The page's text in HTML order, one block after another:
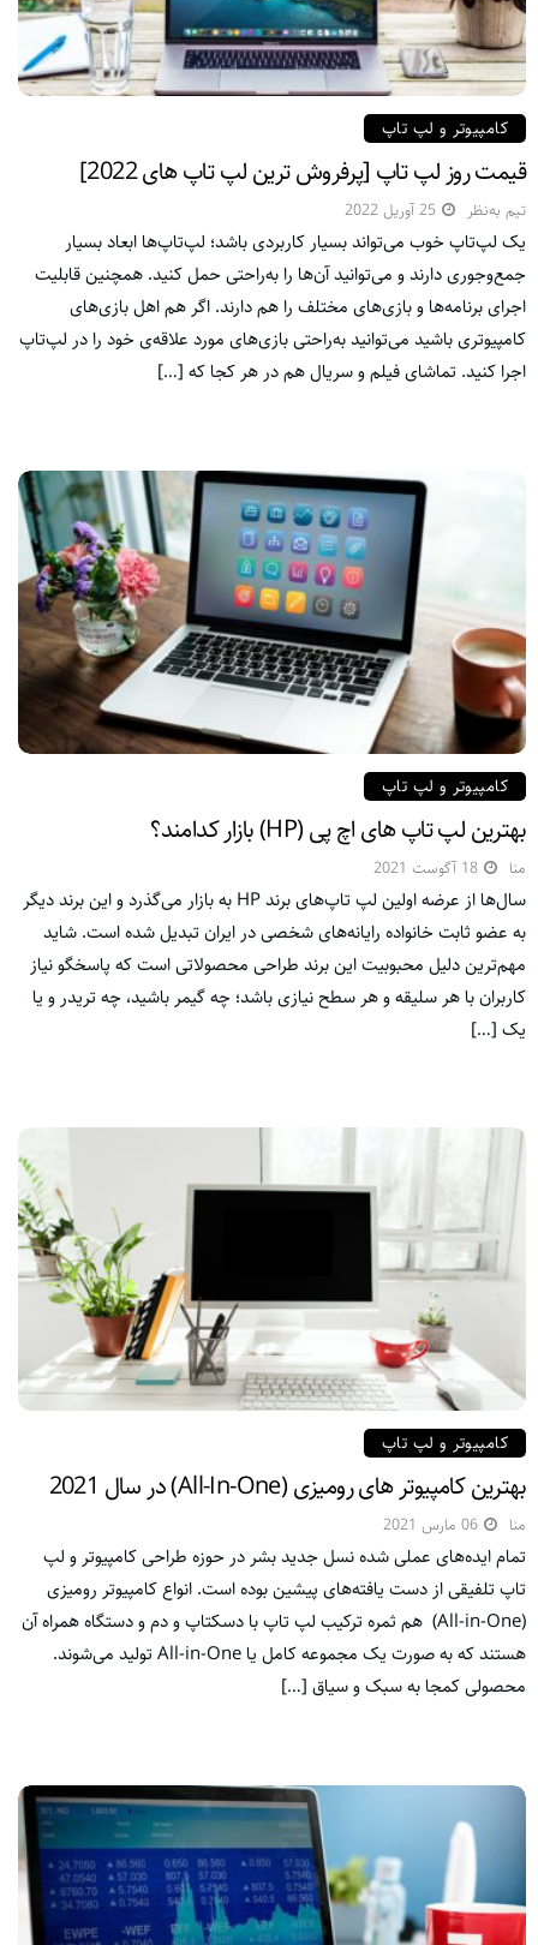
کامپیوتر و لپ تاپ
قیمت روز لپ تاپ [پرفروش‌ ترین لپ تاپ های 2022]
تیم به‌نظر 25 آوریل 2022
یک لپ‌تاپ خوب می‌تواند بسیار کاربردی باشد؛ لپ‌تاپ‌ها ابعاد بسیار
جمع‌وجوری دارند و می‌توانید آن‌ها را به‌راحتی حمل کنید. همچنین قابلیت
اجرای برنامه‌ها و بازی‌های مختلف را هم دارند. اگر هم اهل بازی‌های
کامپیوتری باشید می‌توانید به‌راحتی بازی‌های مورد علاقه‌ی خود را در لپ‌تاپ
اجرا کنید. تماشای فیلم و سریال هم در هر کجا که […]
کامپیوتر و لپ تاپ
بهترین لپ تاپ های اچ پی (HP) بازار کدامند؟
منا 18 آگوست 2021
سال‌ها از عرضه اولین لپ تاپ‌های برند HP به بازار می‌گذرد و این برند دیگر
به عضو ثابت خانواده رایانه‌های شخصی در ایران تبدیل شده است. شاید
مهم‌ترین دلیل محبوبیت این برند طراحی محصولاتی است که پاسخگو نیاز
کاربران با هر سلیقه و هر سطح نیازی باشد؛ چه گیمر باشید، چه تریدر و یا
یک […]
کامپیوتر و لپ تاپ
بهترین کامپیوتر های رومیزی (All-In-One) در سال 2021
منا 06 مارس 2021
تمام ایده‌های عملی شده نسل جدید بشر در حوزه طراحی کامپیوتر و لپ
تاپ تلفیقی از دست یافته‌های پیشین بوده است. انواع کامپیوتر رومیزی
(All-in-One) هم ثمره ترکیب لپ تاپ با دسکتاپ و دم و دستگاه همراه آن
هستند که به صورت یک مجموعه کامل یا All-in-One تولید می‌شوند.
محصولی کمجا به سبک و سیاق […]